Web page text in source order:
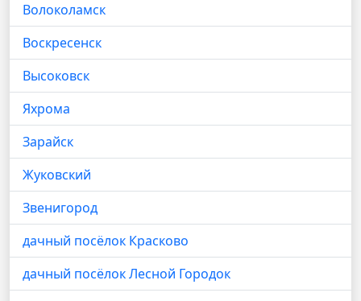
Волоколамск
Воскресенск
Высоковск
Яхрома
Зарайск
Жуковский
Звенигород
дачный посёлок Красково
дачный посёлок Лесной Городок